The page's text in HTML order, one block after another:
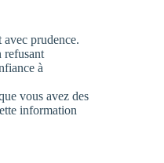
prudence.
refusant
à
vous avez des
information